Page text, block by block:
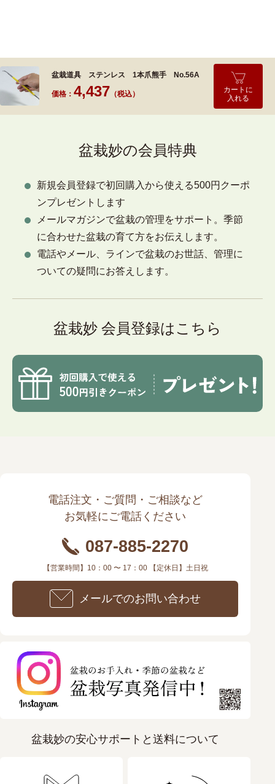
盆栽道具 ステンレス 1本爪熊手 No.56A
価格： 4,437 （税込）
カートに
入れる
盆栽妙の会員特典
新規会員登録で初回購入から使える500円クーポ
ンプレゼントします
メールマガジンで盆栽の管理をサポート。季節
に合わせた盆栽の育て方をお伝えします。
電話やメール、ラインで盆栽のお世話、管理に
ついての疑問にお答えします。
盆栽妙 会員登録はこちら
電話注文・ご質問・ご相談など
お気軽にご電話ください
087-885-2270
【営業時間】10：00 〜 17：00 【定休日】土日祝
メールでのお問い合わせ
盆栽妙の安心サポートと送料について